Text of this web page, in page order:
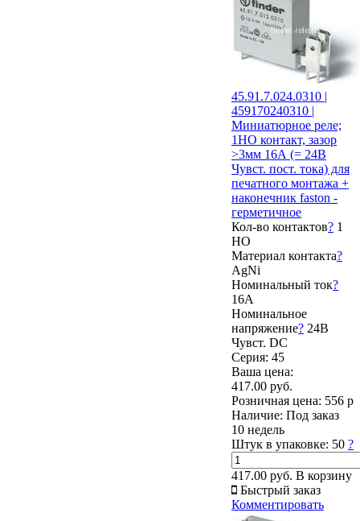
45.91.7.024.0310 |
459170240310 |
Миниатюрное реле;
1НО контакт, зазор
>3мм 16А (= 24В
Чувст. пост. тока) для
печатного монтажа +
наконечник faston -
герметичное
Кол-во контактов? 1
НО
Материал контакта?
AgNi
Номинальный ток?
16А
Номинальное
напряжение? 24В
Чувст. DC
Серия: 45
Ваша цена:
417.00 руб.
Розничная цена: 556 р
Наличие: Под заказ
10 недель
Штук в упаковке: 50 ?
417.00 руб. В корзину
Быстрый заказ
Комментировать